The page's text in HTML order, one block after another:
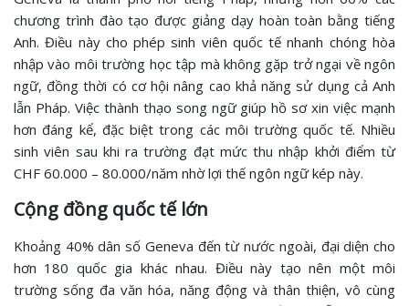
chương trình đào tạo được giảng dạy hoàn toàn bằng tiếng
Anh. Điều này cho phép sinh viên quốc tế nhanh chóng hòa
nhập vào môi trường học tập mà không gặp trở ngại về ngôn
ngữ, đồng thời có cơ hội nâng cao khả năng sử dụng cả Anh
lẫn Pháp. Việc thành thạo song ngữ giúp hồ sơ xin việc mạnh
hơn đáng kể, đặc biệt trong các môi trường quốc tế. Nhiều
sinh viên sau khi ra trường đạt mức thu nhập khởi điểm từ
CHF 60.000 – 80.000/năm nhờ lợi thế ngôn ngữ kép này.
Cộng đồng quốc tế lớn
Khoảng 40% dân số Geneva đến từ nước ngoài, đại diện cho
hơn 180 quốc gia khác nhau. Điều này tạo nên một môi
trường sống đa văn hóa, năng động và thân thiện, vô cùng